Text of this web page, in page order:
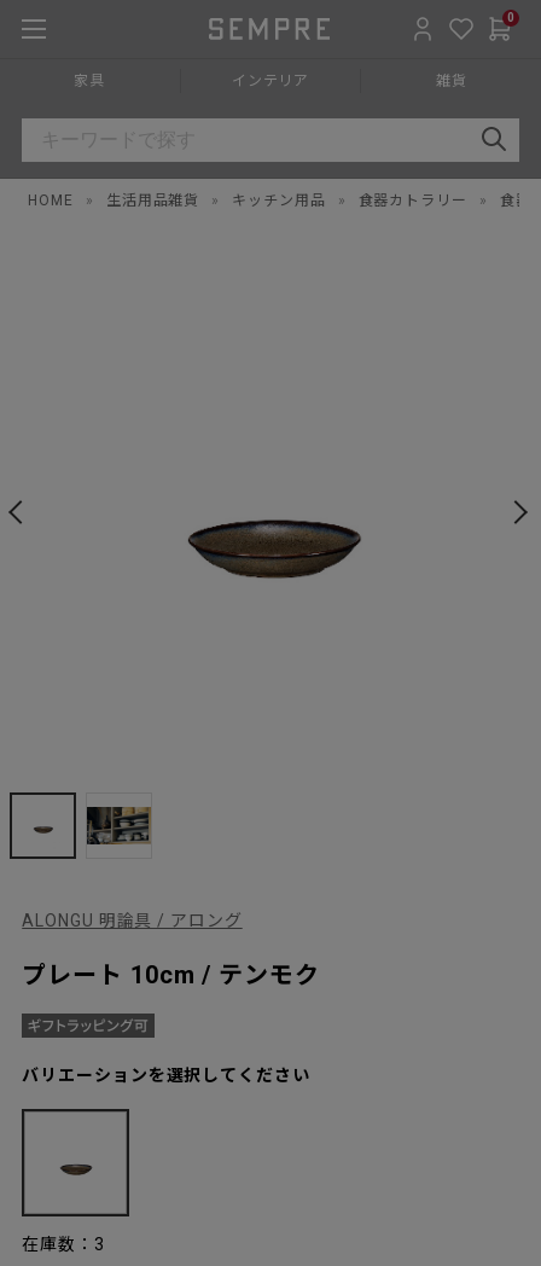
0
家具 インテリア 雑貨
HOME » 生活用品雑貨 » キッチン用品 » 食器カトラリー » 食器
ALONGU 明論具 / アロング
プレート 10cm / テンモク
バリエーションを選択してください
在庫数：3